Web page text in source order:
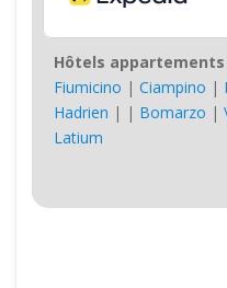
Hôtels
Fiumicino | Ciampino |
Hadrien | | Bomarzo |
Latium